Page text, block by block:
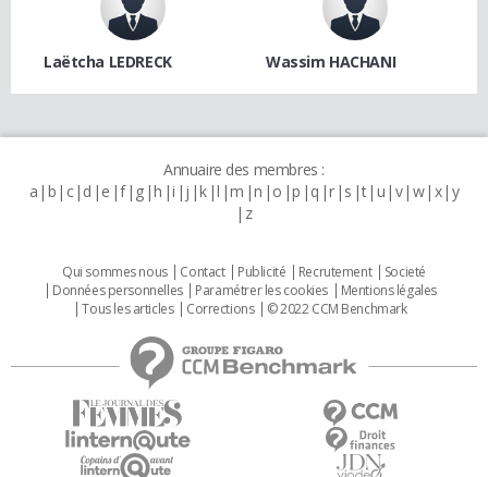
Laëtcha LEDRECK Wassim HACHANI
Annuaire des membres :
a b c d e f g h i j k l m n o p q r s t u v w x y
z
Qui sommes nous Contact Publicité Recrutement
Societé
Données personnelles
Paramétrer les cookies
Mentions légales
Tous les articles
Corrections © 2022 CCM Benchmark